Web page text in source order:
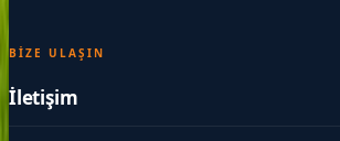
BIZE ULAŞIN
İletişim